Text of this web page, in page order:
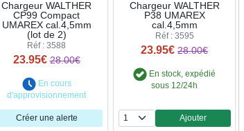
Chargeur WALTHER
CP99 Compact
UMAREX cal.4,5mm
(lot de 2)
Réf : 3588
23.95€ 28.00€
En cours
d'approvisionnement
Créer une alerte
Chargeur WALTHER
P38 UMAREX
cal.4,5mm
Réf : 3595
23.95€ 28.00€
En stock, expédié
sous 12/24h
Quantité
Ajouter